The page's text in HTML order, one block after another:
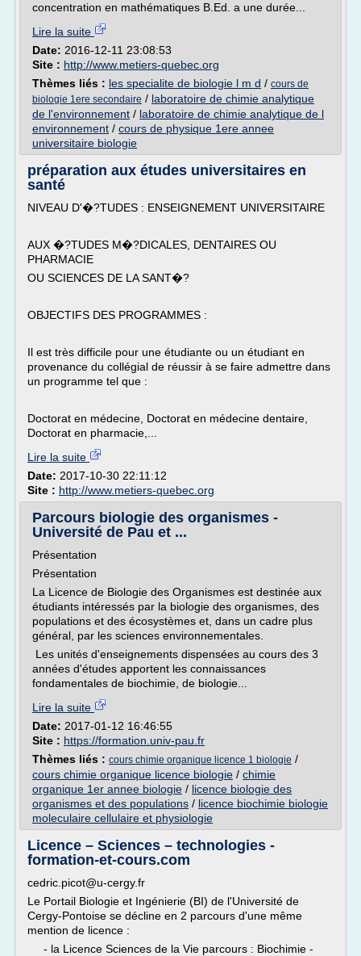
concentration en mathématiques B.Ed. a une durée...
Lire la suite
Date: 2016-12-11 23:08:53
Site : http://www.metiers-quebec.org
Thèmes liés : les specialite de biologie l m d / cours de
biologie 1ere secondaire / laboratoire de chimie analytique
de l'environnement / laboratoire de chimie analytique de l
environnement / cours de physique 1ere annee
universitaire biologie
préparation aux études universitaires en
santé
NIVEAU D'�?TUDES : ENSEIGNEMENT UNIVERSITAIRE
AUX �?TUDES M�?DICALES, DENTAIRES OU
PHARMACIE
OU SCIENCES DE LA SANT�?
OBJECTIFS DES PROGRAMMES :
Il est très difficile pour une étudiante ou un étudiant en
provenance du collégial de réussir à se faire admettre dans
un programme tel que :
Doctorat en médecine, Doctorat en médecine dentaire,
Doctorat en pharmacie,...
Lire la suite
Date: 2017-10-30 22:11:12
Site : http://www.metiers-quebec.org
Parcours biologie des organismes -
Université de Pau et ...
Présentation
Présentation
La Licence de Biologie des Organismes est destinée aux
étudiants intéressés par la biologie des organismes, des
populations et des écosystèmes et, dans un cadre plus
général, par les sciences environnementales.
Les unités d'enseignements dispensées au cours des 3
années d'études apportent les connaissances
fondamentales de biochimie, de biologie...
Lire la suite
Date: 2017-01-12 16:46:55
Site : https://formation.univ-pau.fr
Thèmes liés : cours chimie organique licence 1 biologie /
cours chimie organique licence biologie / chimie
organique 1er annee biologie / licence biologie des
organismes et des populations / licence biochimie biologie
moleculaire cellulaire et physiologie
Licence – Sciences – technologies -
formation-et-cours.com
cedric.picot@u-cergy.fr
Le Portail Biologie et Ingénierie (BI) de l'Université de
Cergy-Pontoise se décline en 2 parcours d'une même
mention de licence :
- la Licence Sciences de la Vie parcours : Biochimie -